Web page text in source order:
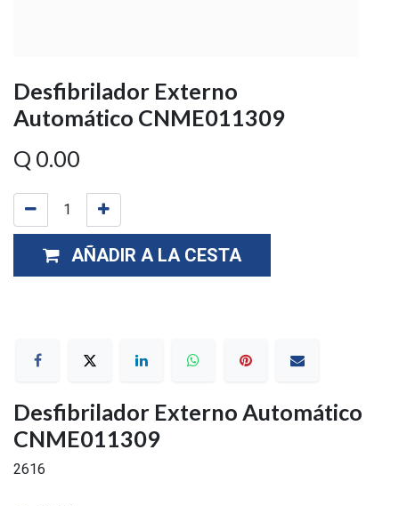
Desfibrilador Externo
Automático CNME011309
Q 0.00
AÑADIR A LA CESTA
Desfibrilador Externo Automático
CNME011309
2616